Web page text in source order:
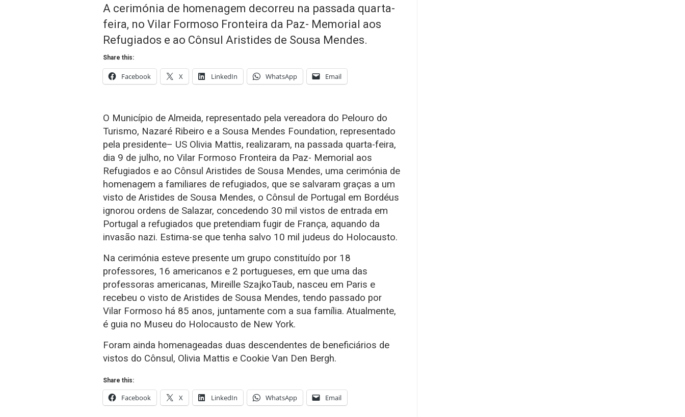
A cerimónia de homenagem decorreu na passada quarta-
feira, no Vilar Formoso Fronteira da Paz- Memorial aos
Refugiados e ao Cônsul Aristides de Sousa Mendes.
Share this:
Facebook X LinkedIn WhatsApp Email
O Município de Almeida, representado pela vereadora do Pelouro do
Turismo, Nazaré Ribeiro e a Sousa Mendes Foundation, representado
pela presidente– US Olivia Mattis, realizaram, na passada quarta-feira,
dia 9 de julho, no Vilar Formoso Fronteira da Paz- Memorial aos
Refugiados e ao Cônsul Aristides de Sousa Mendes, uma cerimónia de
homenagem a familiares de refugiados, que se salvaram graças a um
visto de Aristides de Sousa Mendes, o Cônsul de Portugal em Bordéus
ignorou ordens de Salazar, concedendo 30 mil vistos de entrada em
Portugal a refugiados que pretendiam fugir de França, aquando da
invasão nazi. Estima-se que tenha salvo 10 mil judeus do Holocausto.
Na cerimónia esteve presente um grupo constituído por 18
professores, 16 americanos e 2 portugueses, em que uma das
professoras americanas, Mireille SzajkoTaub, nasceu em Paris e
recebeu o visto de Aristides de Sousa Mendes, tendo passado por
Vilar Formoso há 85 anos, juntamente com a sua família. Atualmente,
é guia no Museu do Holocausto de New York.
Foram ainda homenageadas duas descendentes de beneficiários de
vistos do Cônsul, Olivia Mattis e Cookie Van Den Bergh.
Share this:
Facebook X LinkedIn WhatsApp Email